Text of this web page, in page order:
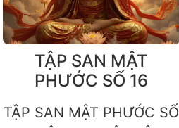
TẬP SAN MẬT
PHƯỚC SỐ 16
TẬP SAN MẬT PHƯỚC SỐ